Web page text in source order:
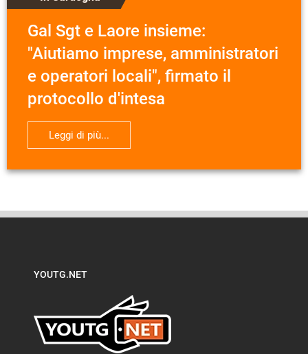
Gal Sgt e Laore insieme:
"Aiutiamo imprese, amministratori
e operatori locali", firmato il
protocollo d'intesa
Leggi di più...
YOUTG.NET